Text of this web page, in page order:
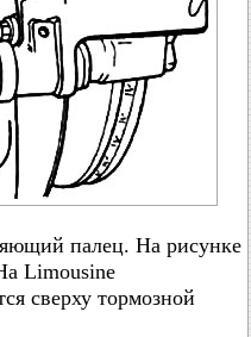
палец. На рисунке
Limousine
сверху тормозной